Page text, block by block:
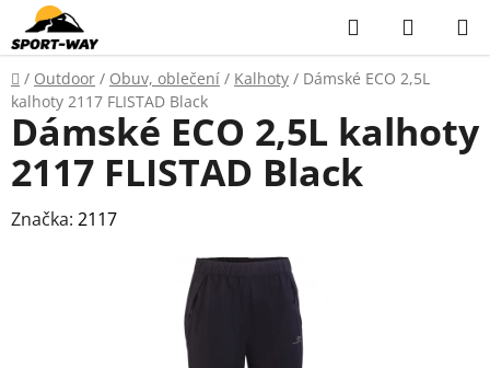
Přejít
na
obsah
Hledat
KOŠÍK
Domů
/ Outdoor / Obuv, oblečení / Kalhoty / Dámské ECO 2,5L
kalhoty 2117 FLISTAD Black
Dámské ECO 2,5L kalhoty
2117 FLISTAD Black
Značka: 2117